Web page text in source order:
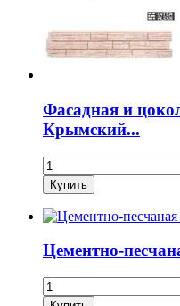
Фасадная и
Крымский...
Цементно-